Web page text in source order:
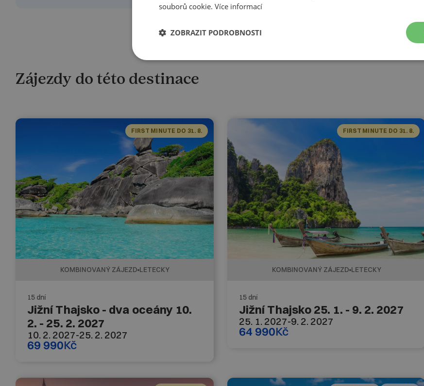
Zájezdy do této destinace
FIRST MINUTE DO 31. 8.
KOMBINOVANÝ ZÁJEZD LETECKY
15 dní
Jižní Thajsko - dva oceány 10.
2. - 25. 2. 2027
10. 2. 2027-25. 2. 2027
69 990Kč
FIRST MINUTE DO 31. 8.
KOMBINOVANÝ ZÁJEZD LETECKY
15 dní
Jižní Thajsko 25. 1. - 9. 2. 2027
25. 1. 2027-9. 2. 2027
64 990Kč
souborů cookie. Více informací
ZOBRAZIT PODROBNOSTI